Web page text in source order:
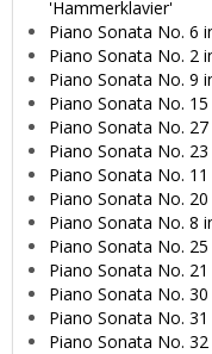
'Hammerklavier'
Piano Sonata No. 6
Piano Sonata No. 2
Piano Sonata No. 9
Piano Sonata No.
Piano Sonata No.
Piano Sonata No.
Piano Sonata No.
Piano Sonata No.
Piano Sonata No. 8
Piano Sonata No.
Piano Sonata No.
Piano Sonata No.
Piano Sonata No.
Piano Sonata No.